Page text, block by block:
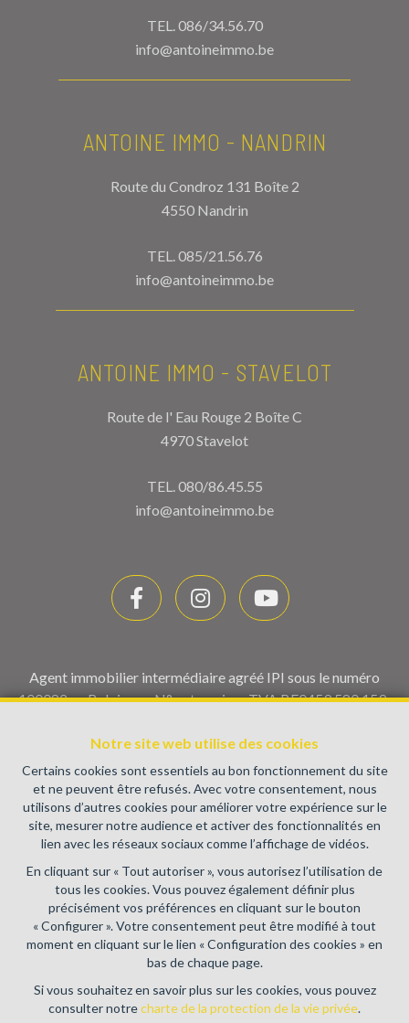
Notre site web utilise des cookies
Certains cookies sont essentiels au bon fonctionnement du site
et ne peuvent être refusés. Avec votre consentement, nous
utilisons d’autres cookies pour améliorer votre expérience sur le
site, mesurer notre audience et activer des fonctionnalités en
lien avec les réseaux sociaux comme l’affichage de vidéos.
En cliquant sur « Tout autoriser », vous autorisez l’utilisation de
tous les cookies. Vous pouvez également définir plus
précisément vos préférences en cliquant sur le bouton
« Configurer ». Votre consentement peut être modifié à tout
moment en cliquant sur le lien « Configuration des cookies » en
bas de chaque page.
Si vous souhaitez en savoir plus sur les cookies, vous pouvez
consulter notrecharte de la protection de la vie privée.
TEL.086/34.56.70
info@antoineimmo.be
ANTOINE IMMO - NANDRIN
Route du Condroz 131 Boîte 2
4550 Nandrin
TEL.085/21.56.76
info@antoineimmo.be
ANTOINE IMMO - STAVELOT
Route de l' Eau Rouge 2 Boîte C
4970 Stavelot
TEL.080/86.45.55
info@antoineimmo.be
Agent immobilier intermédiaire agréé IPI sous le numéro
100082 en Belgique - N° entreprise : TVA BE0459.580.159-
immobiliers, rue du Luxembourg 16B, 1000 Bruxelles (+32 2
505 38 50 - info@ipi.be) - Soumis aucode déontologique de l’
IPI
RC professionnelle et cautionnement via AXA Belgium SA,
Place du Trône 1, 1000 Bruxelles – police n° 730.390.160.
Couverture valable pour les activités réalisées en Belgique
Conditions générales d'utilisation du site
Charte de la protection de la vie privée
Configuration des cookies